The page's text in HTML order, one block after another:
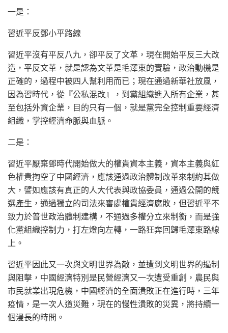
一是：
習近平反鄧小平路線
習近平沒有平反八九，卻平反了文革，現在開始平反三大改
造，平反文革，就是認為文革是毛澤東的實驗，政治動機是
正確的，過程中被四人幫利用而已；現在通過新華社放風，
因為習時代，從『公私混改』，到黨組織進入所有企業，甚
至包括外資企業，目的只有一個，就是黨完全控制重要經濟
組織，掌控經濟命脈與血脈。
二是：
習近平厭棄鄧時代開始做大的權貴資本主義，資本主義與紅
色權貴掏空了中國經濟，應該通過政治體制改革來制約其做
大，譬如應該有真正的人大代表與政協委員，通過公開的競
選產生，通過獨立的司法來審處權貴經濟腐敗，但習近平不
致力於普世政治體制建構，不通過多權分立來制衡，而是強
化黨組織控制力，打左燈向左轉，一路狂奔回歸毛澤東路線
上。
習近平因此又一次與文明世界為敵，並遭到文明世界的遏制
與阻擊，中國經濟特別是民營經濟又一次遭受重創，農民與
市民就業出現危機，中國經濟的全面潰敗正在進行時，三年
疫情，是一次人道災難，現在的慢性潰敗的災異，將持續一
個漫長的時間。